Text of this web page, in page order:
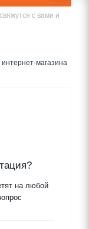
с вами и
магазина
на любой